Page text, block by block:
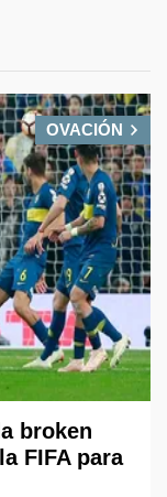
OVACIÓN
broken
FIFA para